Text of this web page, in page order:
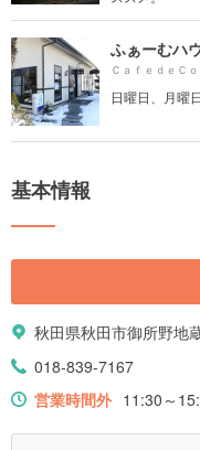
ふぁーむハ
ＣａｆｅｄｅＣ
日曜日、月曜
基本情報
秋田県秋田市御所野地
018-839-7167
営業時間外 11:30～